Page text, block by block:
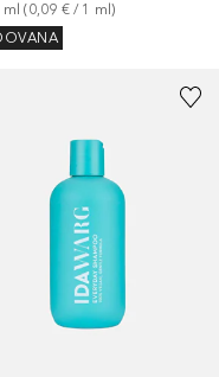
ml (0,09 € / 1 ml)